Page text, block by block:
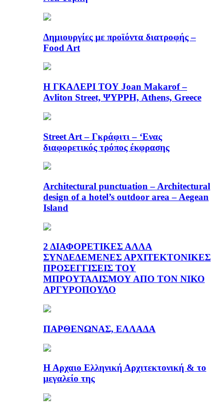
Δημιουργίες με προϊόντα διατροφής –
Food Art
Η ΓΚΑΛΕΡΙ ΤΟΥ Joan Makarof –
Avliton Street, ΨΥΡΡΗ, Athens, Greece
Street Art – Γκράφιτι – ‘Ενας
διαφορετικός τρόπος έκφρασης
Architectural punctuation – Architectural
design of a hotel’s outdoor area – Aegean
Island
2 ΔΙΑΦΟΡΕΤΙΚΕΣ ΑΛΛΑ
ΣΥΝΔΕΔΕΜΕΝΕΣ ΑΡΧΙΤΕΚΤΟΝΙΚΕΣ
ΠΡΟΣΕΓΓΙΣΕΙΣ ΤΟΥ
ΜΠΡΟΥΤΑΛΙΣΜΟΥ ΑΠΟ ΤΟΝ ΝΙΚΟ
ΑΡΓΥΡΟΠΟΥΛΟ
ΠΑΡΘΕΝΩΝΑΣ, ΕΛΛΑΔΑ
Η Αρχαιο Ελληνική Αρχιτεκτονική & το
μεγαλείο της